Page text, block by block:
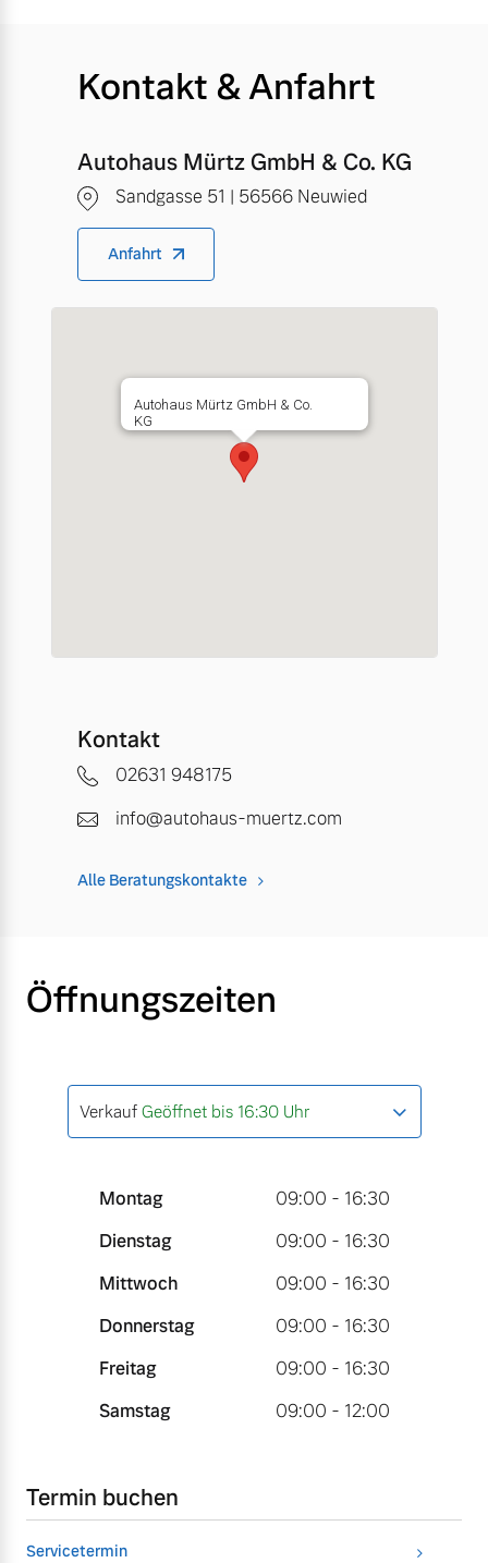
Kontakt & Anfahrt
Autohaus Mürtz GmbH & Co. KG
Sandgasse 51 | 56566 Neuwied
Anfahrt
Autohaus Mürtz GmbH & Co.
KG
Kontakt
02631 948175
info@autohaus-muertz.com
Alle Beratungskontakte
Öffnungszeiten
Verkauf Geöffnet bis 16:30 Uhr
Montag
09:00 - 16:30
Dienstag
09:00 - 16:30
Mittwoch
09:00 - 16:30
Donnerstag
09:00 - 16:30
Freitag
09:00 - 16:30
Samstag
09:00 - 12:00
Termin buchen
Servicetermin